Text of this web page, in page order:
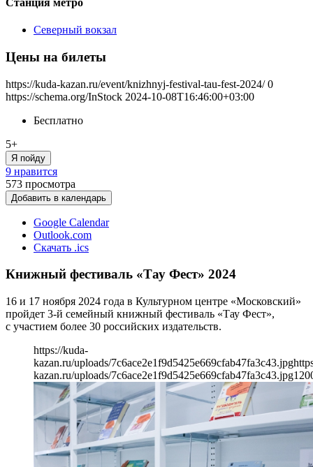
Северный вокзал
Цены на билеты
https://kuda-kazan.ru/event/knizhnyj-festival-tau-fest-2024/ 0
https://schema.org/InStock 2024-10-08T16:46:00+03:00
Бесплатно
5+
Я пойду
9 нравится
573 просмотра
Добавить в календарь
Google Calendar
Outlook.com
Скачать .ics
Книжный фестиваль «Тау Фест» 2024
16 и 17 ноября 2024 года в Культурном центре «Московский»
пройдет 3-й семейный книжный фестиваль «Тау Фест»,
с участием более 30 российских издательств.
https://kuda-
kazan.ru/uploads/7c6ace2e1f9d5425e669cfab47fa3c43.jpg
kazan.ru/uploads/7c6ace2e1f9d5425e669cfab47fa3c43.jpg